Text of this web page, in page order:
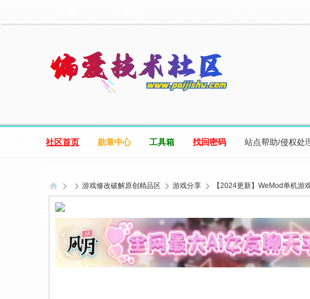
社区首页 勋章中心 工具箱 找回密码 站点帮助/侵权处
偏
爱
游戏修改破解原创精品区 游戏分享 【2024更新】WeMod单机游